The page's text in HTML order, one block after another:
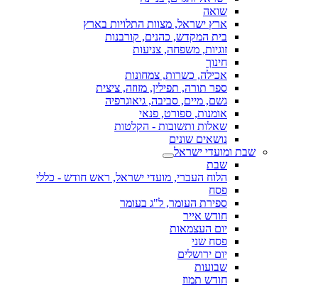
שואה
ארץ ישראל, מצוות התלויות בארץ
בית המקדש, כהנים, קורבנות
זוגיות, משפחה, צניעות
חינוך
אכילה, כשרות, צמחונות
ספר תורה, תפילין, מזוזה, ציצית
גשם, מיים, סביבה, גיאוגרפיה
אומנות, ספורט, פנאי
שאלות ותשובות - הקלטות
נושאים שונים
שבת ומועדי ישראל
שבת
הלוח העברי, מועדי ישראל, ראש חודש - כללי
פסח
ספירת העומר, ל"ג בעומר
חודש אייר
יום העצמאות
פסח שני
יום ירושלים
שבועות
חודש תמוז